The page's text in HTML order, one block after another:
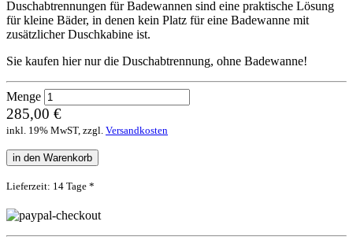
Duschabtrennungen für Badewannen sind eine praktische Lösung
für kleine Bäder, in denen kein Platz für eine Badewanne mit
zusätzlicher Duschkabine ist.
Sie kaufen hier nur die Duschabtrennung, ohne Badewanne!
Menge
285,00 €
inkl. 19% MwST, zzgl. Versandkosten
in den Warenkorb
Lieferzeit: 14 Tage *